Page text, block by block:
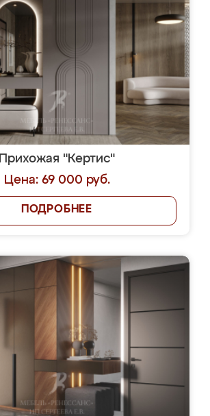
Прихожая "Кертис"
Цена: 69 000 руб.
ПОДРОБНЕЕ